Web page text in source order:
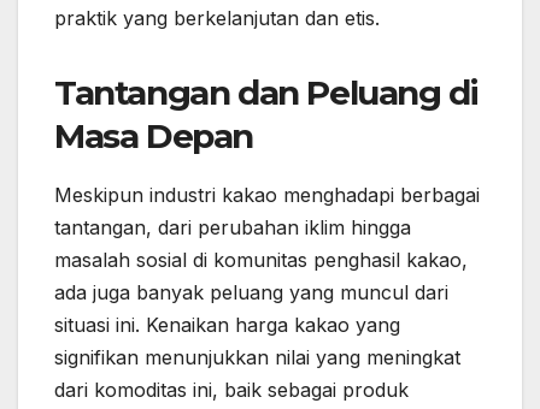
praktik yang berkelanjutan dan etis.
Tantangan dan Peluang di
Masa Depan
Meskipun industri kakao menghadapi berbagai
tantangan, dari perubahan iklim hingga
masalah sosial di komunitas penghasil kakao,
ada juga banyak peluang yang muncul dari
situasi ini. Kenaikan harga kakao yang
signifikan menunjukkan nilai yang meningkat
dari komoditas ini, baik sebagai produk